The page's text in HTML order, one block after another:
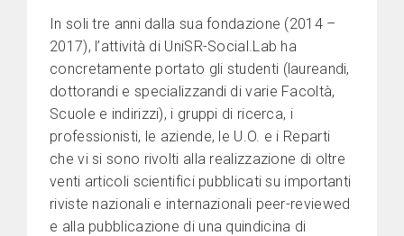
In soli tre anni dalla sua fondazione (2014 –
2017), l’attività di UniSR-Social.Lab ha
concretamente portato gli studenti (laureandi,
dottorandi e specializzandi di varie Facoltà,
Scuole e indirizzi), i gruppi di ricerca, i
professionisti, le aziende, le U.O. e i Reparti
che vi si sono rivolti alla realizzazione di oltre
venti articoli scientifici pubblicati su importanti
riviste nazionali e internazionali peer-reviewed
e alla pubblicazione di una quindicina di